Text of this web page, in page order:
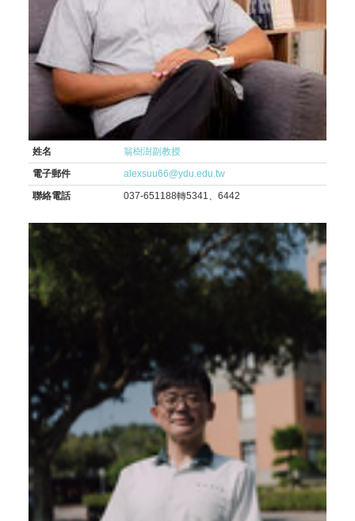
姓名
翁樹澍副教授
電子郵件
alexsuu66@ydu.edu.tw
聯絡電話
037-651188轉5341、6442